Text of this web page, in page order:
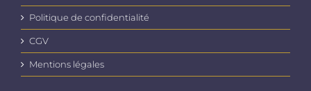
Politique de confidentialité
CGV
Mentions légales